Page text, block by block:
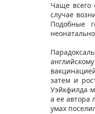
Чаще всего
случае
Подобные
затем и
Уэйкфилда
а ее автора
умах